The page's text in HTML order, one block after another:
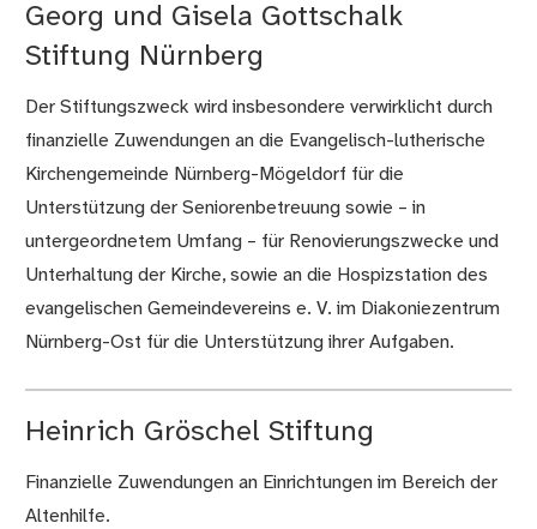
Georg und Gisela Gottschalk
Stiftung Nürnberg
Der Stiftungszweck wird insbesondere verwirklicht durch
finanzielle Zuwendungen an die Evangelisch-lutherische
Kirchengemeinde Nürnberg-Mögeldorf für die
Unterstützung der Seniorenbetreuung sowie – in
untergeordnetem Umfang – für Renovierungszwecke und
Unterhaltung der Kirche, sowie an die Hospizstation des
evangelischen Gemeindevereins e. V. im Diakoniezentrum
Nürnberg-Ost für die Unterstützung ihrer Aufgaben.
Heinrich Gröschel Stiftung
Finanzielle Zuwendungen an Einrichtungen im Bereich der
Altenhilfe.